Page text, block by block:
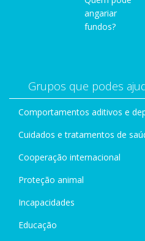
angariar
fundos?
Grupos que podes
Comportamentos aditivos e
Cuidados e tratamentos de
Cooperação internacional
Proteção animal
Incapacidades
Educação